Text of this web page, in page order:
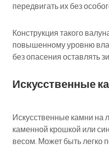
передвигать их без
Конструкция такого
повышенному уровню
без опасения оставлять
Искусственные
Искусственные камни на
каменной крошкой или
весом. Может быть легко